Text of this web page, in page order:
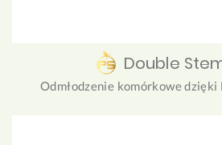
Double
Odmłodzenie komórkowe